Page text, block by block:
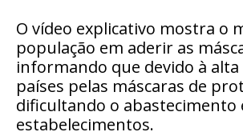
O vídeo explicativo mostra o
população em aderir as
informando que devido à
países pelas máscaras de
dificultando o abastecimento
estabelecimentos.